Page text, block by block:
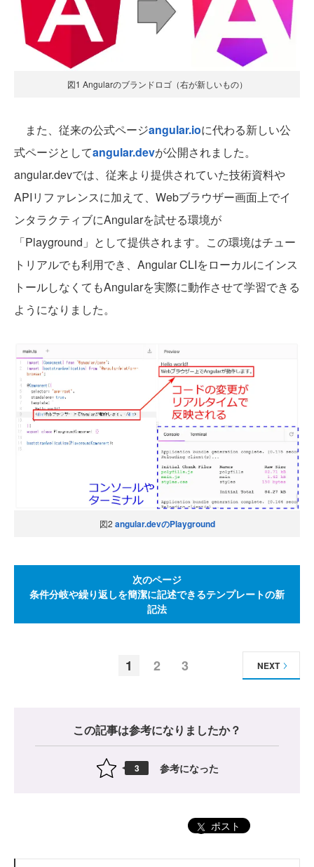
図1 Angularのブランドロゴ（右が新しいもの）
また、従来の公式ページangular.ioに代わる新しい公
式ページとしてangular.devが公開されました。
angular.devでは、従来より提供されていた技術資料や
APIリファレンスに加えて、Webブラウザー画面上でイ
ンタラクティブにAngularを試せる環境が
「Playground」として提供されます。この環境はチュー
トリアルでも利用でき、Angular CLIをローカルにインス
トールしなくてもAngularを実際に動作させて学習できる
ようになりました。
図2 angular.devのPlayground
次のページ
条件分岐や繰り返しを簡潔に記述できるテンプレートの新
記法
1 2 3 NEXT
この記事は参考になりましたか？
3 参考になった
ポスト